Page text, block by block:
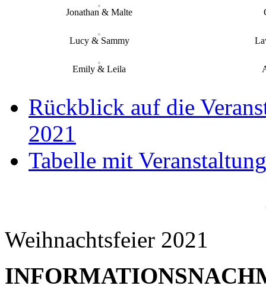
Jonathan & Malte
Lucy & Sammy
Emily & Leila
Rückblick auf die
2021
Tabelle mit
Weihnachtsfeier 2021